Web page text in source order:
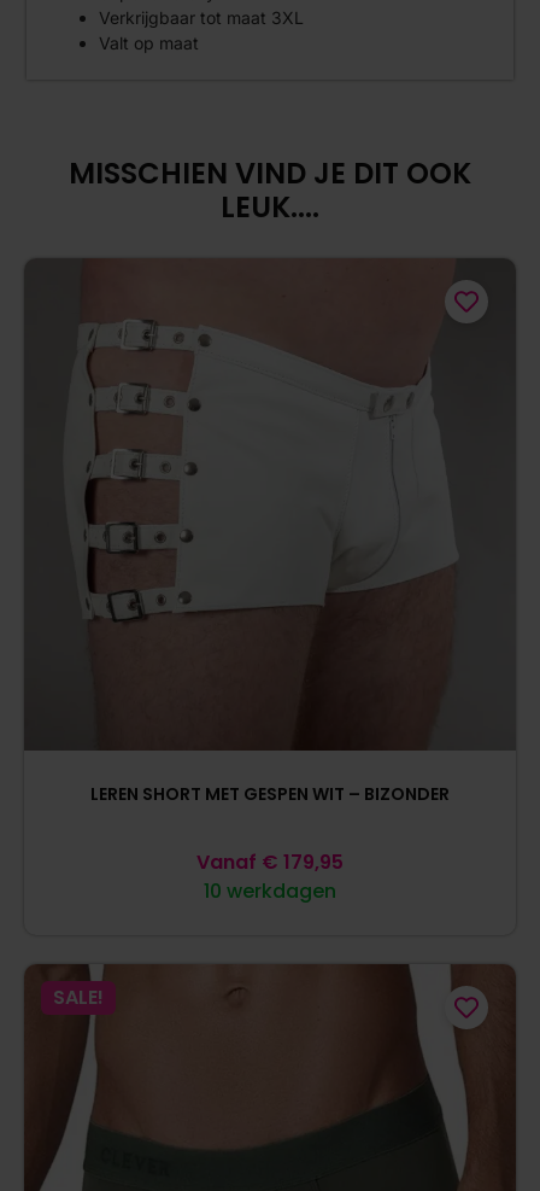
Verkrijgbaar tot maat 3XL
Valt op maat
MISSCHIEN VIND JE DIT OOK
LEUK....
LEREN SHORT MET GESPEN WIT – BIZONDER
10 werkdagen
Vanaf € 179,95
SALE!